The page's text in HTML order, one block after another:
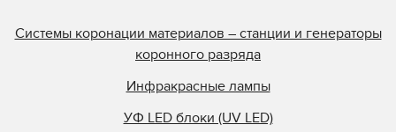
Системы коронации материалов – станции и генераторы
коронного разряда
Инфракрасные лампы
УФ LED блоки (UV LED)